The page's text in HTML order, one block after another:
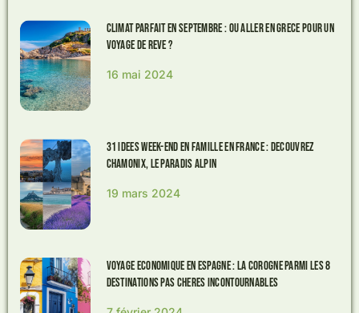
Climat Parfait en Septembre : Ou Aller en Grece pour un
Voyage de Reve ?
16 mai 2024
31 Idees Week-end en Famille en France : Decouvrez
Chamonix, le Paradis Alpin
19 mars 2024
Voyage economique en Espagne : La Corogne parmi les 8
destinations pas cheres incontournables